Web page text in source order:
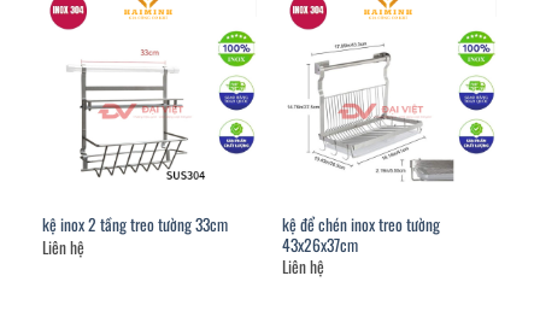
kệ inox 2 tầng treo tường 33cm
Liên hệ
kệ để chén inox treo tường
43x26x37cm
Liên hệ